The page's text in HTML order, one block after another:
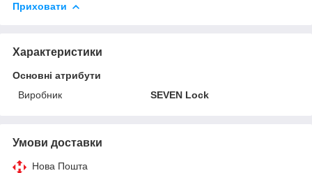
Приховати
Характеристики
Основні атрибути
Виробник
SEVEN Lock
Умови доставки
Нова Пошта